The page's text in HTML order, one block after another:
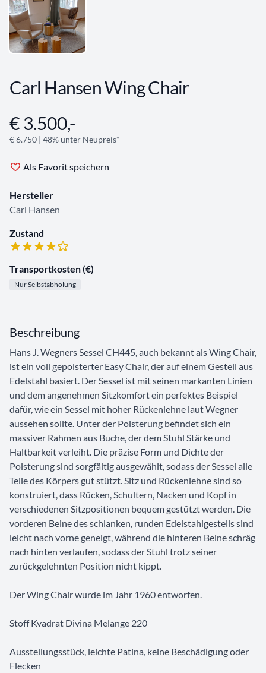
Carl Hansen Wing Chair
Angebotsinformationen
€ 3.500,-
€ 6.750 | 48% unter Neupreis*
Als Favorit speichern
Hersteller
Carl Hansen
Zustand
Transportkosten (€)
Nur Selbstabholung
Beschreibung
Hans J. Wegners Sessel CH445, auch bekannt als Wing Chair,
ist ein voll gepolsterter Easy Chair, der auf einem Gestell aus
Edelstahl basiert. Der Sessel ist mit seinen markanten Linien
und dem angenehmen Sitzkomfort ein perfektes Beispiel
dafür, wie ein Sessel mit hoher Rückenlehne laut Wegner
aussehen sollte. Unter der Polsterung befindet sich ein
massiver Rahmen aus Buche, der dem Stuhl Stärke und
Haltbarkeit verleiht. Die präzise Form und Dichte der
Polsterung sind sorgfältig ausgewählt, sodass der Sessel alle
Teile des Körpers gut stützt. Sitz und Rückenlehne sind so
konstruiert, dass Rücken, Schultern, Nacken und Kopf in
verschiedenen Sitzpositionen bequem gestützt werden. Die
vorderen Beine des schlanken, runden Edelstahlgestells sind
leicht nach vorne geneigt, während die hinteren Beine schräg
nach hinten verlaufen, sodass der Stuhl trotz seiner
zurückgelehnten Position nicht kippt.
Der Wing Chair wurde im Jahr 1960 entworfen.
Stoff Kvadrat Divina Melange 220
Ausstellungsstück, leichte Patina, keine Beschädigung oder
Flecken